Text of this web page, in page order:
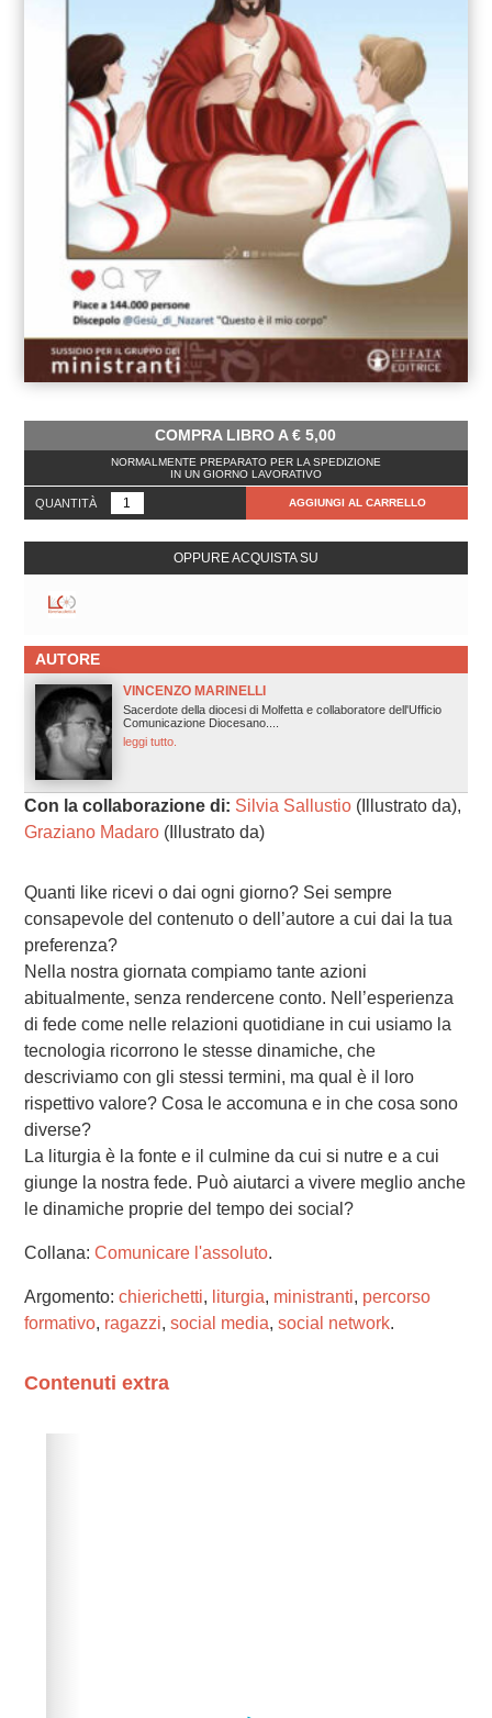
COMPRA LIBRO A€ 5,00
NORMALMENTE PREPARATO PER LA SPEDIZIONE
IN UN GIORNO LAVORATIVO
QUANTITÀ AGGIUNGI AL CARRELLO
OPPURE ACQUISTA SU
AUTORE
VINCENZO MARINELLI
Sacerdote della diocesi di Molfetta e collaboratore dell'Ufficio
Comunicazione Diocesano....
leggi tutto.
Con la collaborazione di: Silvia Sallustio(Illustrato da),
Graziano Madaro(Illustrato da)
Quanti like ricevi o dai ogni giorno? Sei sempre
consapevole del contenuto o dell’autore a cui dai la tua
preferenza?
Nella nostra giornata compiamo tante azioni
abitualmente, senza rendercene conto. Nell’esperienza
di fede come nelle relazioni quotidiane in cui usiamo la
tecnologia ricorrono le stesse dinamiche, che
descriviamo con gli stessi termini, ma qual è il loro
rispettivo valore? Cosa le accomuna e in che cosa sono
diverse?
La liturgia è la fonte e il culmine da cui si nutre e a cui
giunge la nostra fede. Può aiutarci a vivere meglio anche
le dinamiche proprie del tempo dei social?
Collana: Comunicare l'assoluto.
Argomento: chierichetti, liturgia, ministranti, percorso
formativo, ragazzi, social media, social network.
Contenuti extra